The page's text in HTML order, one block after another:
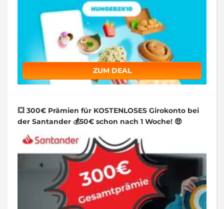
ZUM DEAL
💥 300€ Prämien für KOSTENLOSES Girokonto bei
der Santander 💰50€ schon nach 1 Woche! 🤑